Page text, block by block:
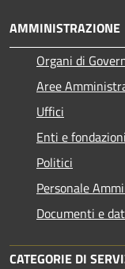
AMMINISTRAZIONE
Organi di
Aree
Uffici
Enti e fondazioni
Politici
Personale
Documenti e
CATEGORIE DI